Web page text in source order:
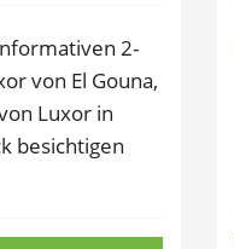
2-
von El Gouna,
Luxor in
besichtigen